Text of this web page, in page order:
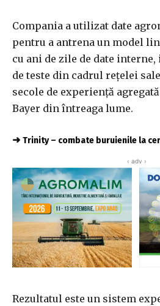
Compania a utilizat date
pentru a antrena un model
cu ani de zile de date
de teste din cadrul rețelei
secole de experiență
Bayer din întreaga lume.
➜ Trinity – combate buruienile la
‹ adv ›
Rezultatul este un sistem